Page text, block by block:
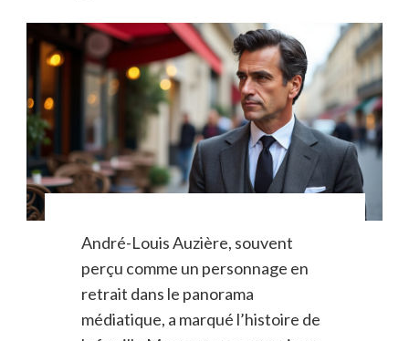
André-Louis Auzière, souvent
perçu comme un personnage en
retrait dans le panorama
médiatique, a marqué l’histoire de